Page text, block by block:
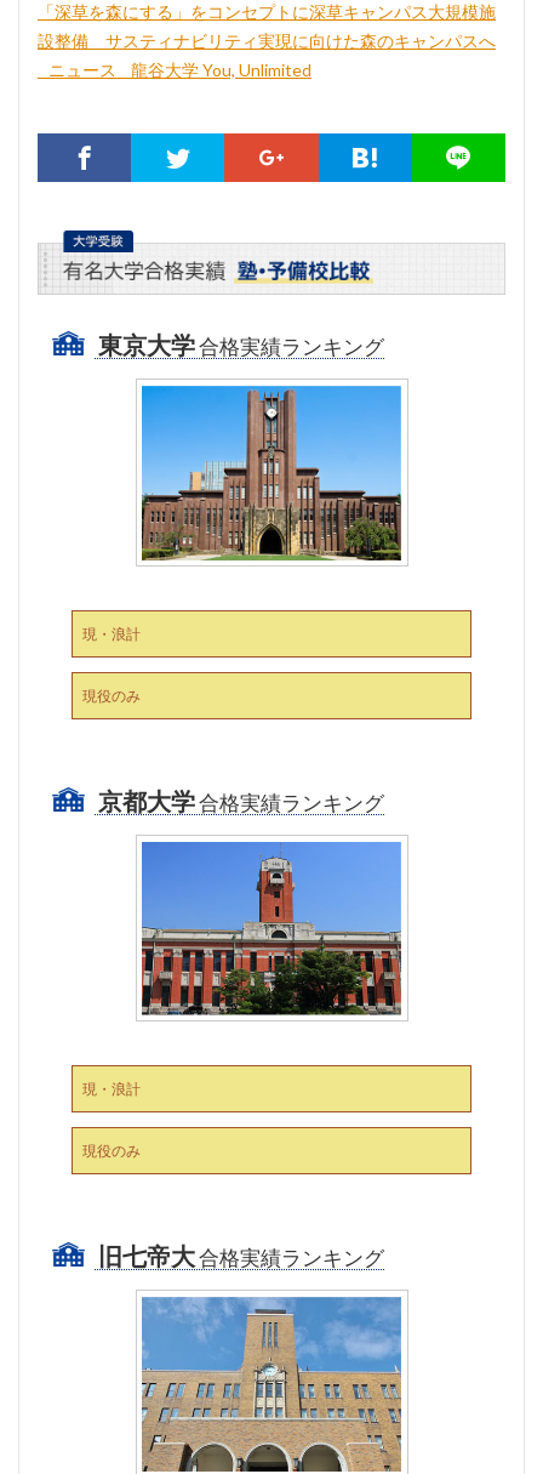
「深草を森にする」をコンセプトに深草キャンパス大規模施
設整備 サスティナビリティ実現に向けた森のキャンパスへ
_ ニュース _ 龍谷大学 You, Unlimited
東京大学合格実績ランキング
現・浪計
現役のみ
京都大学合格実績ランキング
現・浪計
現役のみ
旧七帝大合格実績ランキング